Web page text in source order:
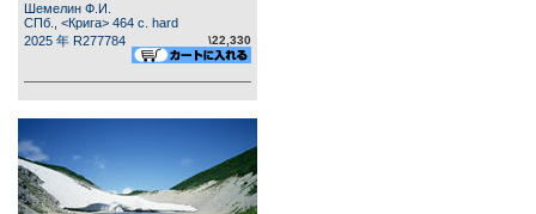
Шемелин Ф.И.
СПб., <Крига> 464 c. hard
2025 年 R277784
\22,330